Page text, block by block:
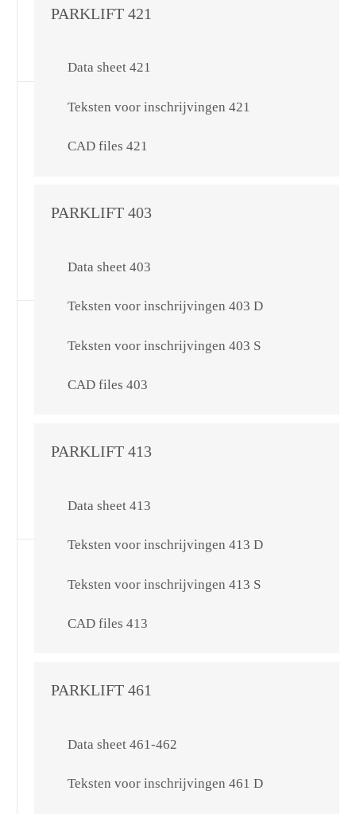
PARKLIFT 421
Data sheet 421
Teksten voor inschrijvingen 421
CAD files 421
PARKLIFT 403
Data sheet 403
Teksten voor inschrijvingen 403 D
Teksten voor inschrijvingen 403 S
CAD files 403
PARKLIFT 413
Data sheet 413
Teksten voor inschrijvingen 413 D
Teksten voor inschrijvingen 413 S
CAD files 413
PARKLIFT 461
Data sheet 461-462
Teksten voor inschrijvingen 461 D